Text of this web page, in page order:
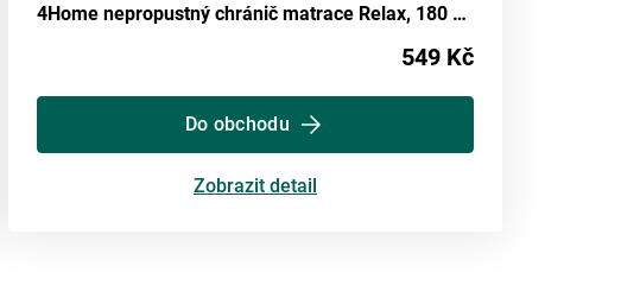
4Home nepropustný chránič matrace Relax, 180 x 200 cm
549 Kč
Do obchodu
Zobrazit detail